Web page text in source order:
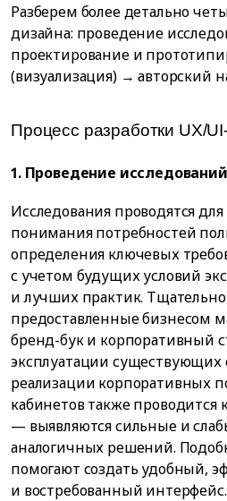
Разберем более детально
дизайна: проведение
проектирование и
(визуализация) → авторский
Процесс разработки UX/
1. Проведение исследований
Исследования проводятся
понимания потребностей
определения ключевых
с учетом будущих условий
и лучших практик.
предоставленные бизнесом
бренд-бук и корпоративный
эксплуатации существующих
реализации корпоративных
кабинетов также
— выявляются сильные и
аналогичных решений.
помогают создать удобный,
и востребованный интерфейс.